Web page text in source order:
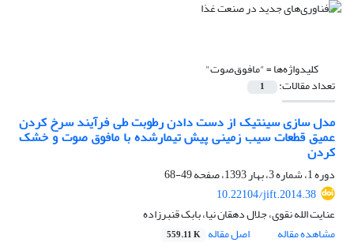
کلیدواژه‌ها ="مافوق‌صوت"
تعداد مقالات: 1
مدل سازی سینتیک از دست دادن رطوبت طی فرآیند سرخ کردن
عمیق قطعات سیب زمینی پیش تیمارشده با مافوق صوت و خشک
کردن
دوره 1، شماره 3، بهار 1393، صفحه
49-68
10.22104/jift.2014.38
عنایت الله نقوی، جلال دهقان نیا، بابک قنبرزاده
مشاهده مقاله
اصل مقاله 559.11 K